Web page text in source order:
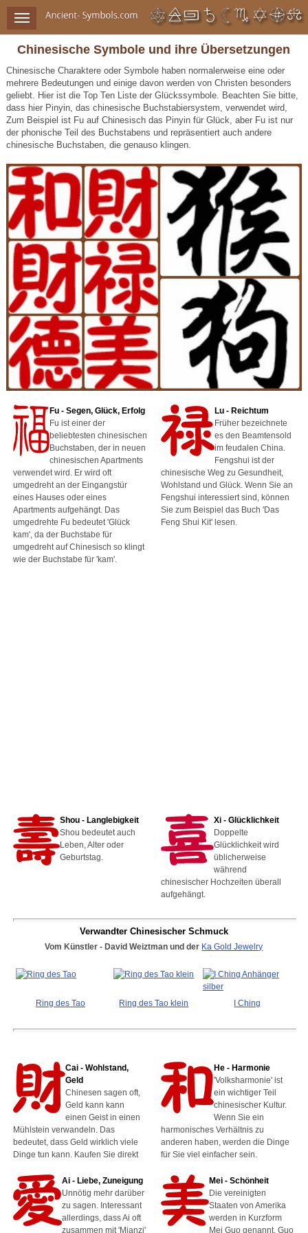
Chinesische Symbole und ihre Übersetzungen
Chinesische Charaktere oder Symbole haben normalerweise eine oder
mehrere Bedeutungen und einige davon werden von Christen besonders
geliebt. Hier ist die Top Ten Liste der Glückssymbole. Beachten Sie bitte,
dass hier Pinyin, das chinesische Buchstabiersystem, verwendet wird,
Zum Beispiel ist Fu auf Chinesisch das Pinyin für Glück, aber Fu ist nur
der phonische Teil des Buchstabens und repräsentiert auch andere
chinesische Buchstaben, die genauso klingen.
Fu - Segen, Glück, Erfolg
Fu ist einer der
beliebtesten chinesischen
Buchstaben, der in neuen
chinesischen Apartments
verwendet wird. Er wird oft
umgedreht an der Eingangstür
eines Hauses oder eines
Apartments aufgehängt. Das
umgedrehte Fu bedeutet 'Glück
kam', da der Buchstabe für
umgedreht auf Chinesisch so klingt
wie der Buchstabe für 'kam'.
Lu - Reichtum
Früher bezeichnete
es den Beamtensold
im feudalen China.
Fengshui ist der
chinesische Weg zu Gesundheit,
Wohlstand und Glück. Wenn Sie an
Fengshui interessiert sind, können
Sie zum Beispiel das Buch 'Das
Feng Shui Kit' lesen.
Shou - Langlebigkeit
Shou bedeutet auch
Leben, Alter oder
Geburtstag.
Xi - Glücklichkeit
Doppelte
Glücklichkeit wird
üblicherweise
während
chinesischer Hochzeiten überall
aufgehängt.
Verwandter Chinesischer Schmuck
Vom Künstler - David Weiztman und der Ka Gold Jewelry
Ring des Tao Ring des Tao klein I Ching
Cai - Wohlstand,
Geld
Chinesen sagen oft,
Geld kann kann
einen Geist in einen
Mühlstein verwandeln. Das
bedeutet, dass Geld wirklich viele
Dinge tun kann. Kaufen Sie direkt
He - Harmonie
'Volksharmonie' ist
ein wichtiger Teil
chinesischer Kultur.
Wenn Sie ein
harmonisches Verhältnis zu
anderen haben, werden die Dinge
für Sie viel einfacher sein.
Ai - Liebe, Zuneigung
Unnötig mehr darüber
zu sagen. Interessant
allerdings, dass Ai oft
zusammen mit 'Mianzi'
Mei - Schönheit
Die vereinigten
Staaten von Amerika
werden in Kurzform
Mei Guo genannt. Guo